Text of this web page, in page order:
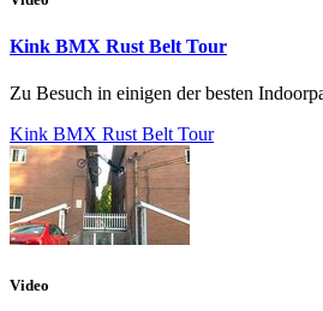
Kink BMX Rust Belt Tour
Zu Besuch in einigen der besten
Kink BMX Rust Belt Tour
Video